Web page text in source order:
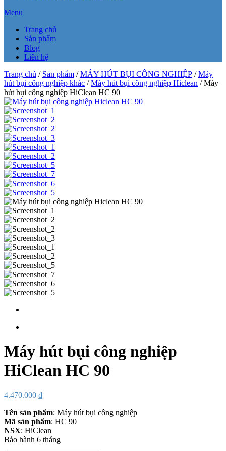
Menu
Trang chủ
Sản phẩm
Blog
Liên hệ
Trang chủ / Sản phẩm /MÁY HÚT BỤI CÔNG NGHIỆP /Máy
hút bụi công nghiệp khác /Máy hút bụi công nghiệp Hiclean / Máy
hút bụi công nghiệp HiClean HC 90
Máy hút bụi công nghiệp
HiClean HC 90
4.470.000 ₫
Tên sản phẩm: Máy hút bụi công nghiệp
Mã sản phẩm: HC 90
NSX: HiClean
Bảo hành 6 tháng